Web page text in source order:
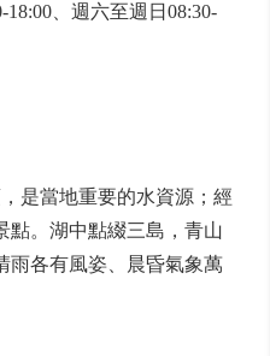
、週六至週日08:30-
是當地重要的水資源；經
點。湖中點綴三島，青山
雨各有風姿、晨昏氣象萬